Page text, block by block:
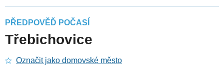
PŘEDPOVĚĎ POČASÍ
Třebichovice
Označit jako domovské město